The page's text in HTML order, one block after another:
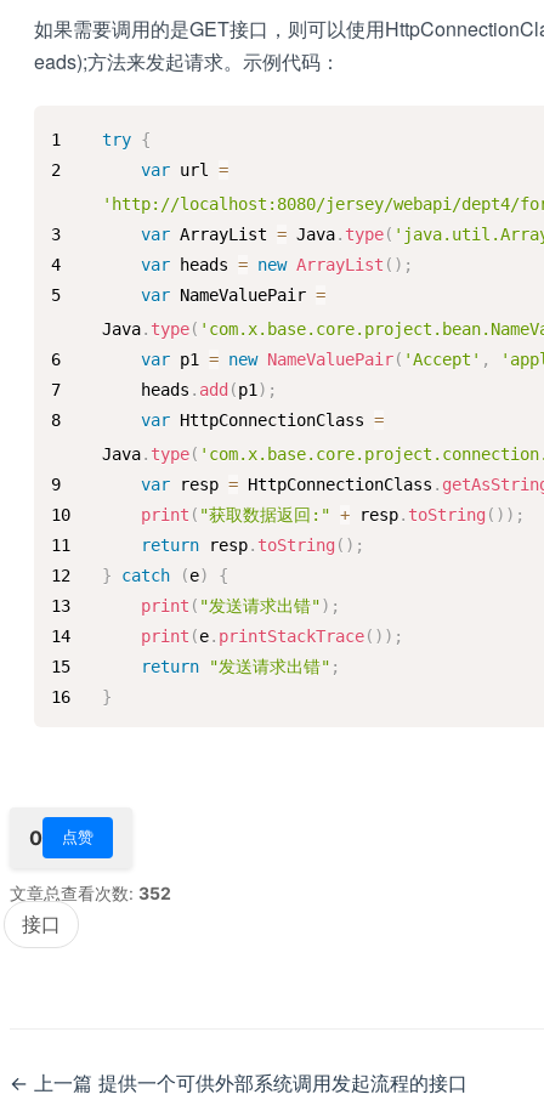
如果需要调用的是GET接口，则可以使用
eads);方法来发起请求。示例代码：
try {
var url =
'http://localhost:8080/jersey/webapi/dept4/
var ArrayList = Java. type(
var heads = new ArrayList ( ) ;
var NameValuePair =
Java. type(
var p1 = new NameValuePair( 'Accept' ,
    heads
. add (p1 ) ;
var HttpConnectionClass =
Java. type(
var resp = HttpConnectionClass .
print ( "获取数据返回:" + resp. toString ( ) ) ;
return resp. toString ( ) ;
}
catch (e)
{
print ( "发送请求出错") ;
print (e. printStackTrace( ) ) ;
return
"发送请求出错" ;
}
0 点赞
文章总查看次数: 352
接口
上一篇 提供一个可供外部系统调用发起流程的接口